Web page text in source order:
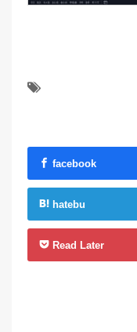
facebook
hatebu
Read Later